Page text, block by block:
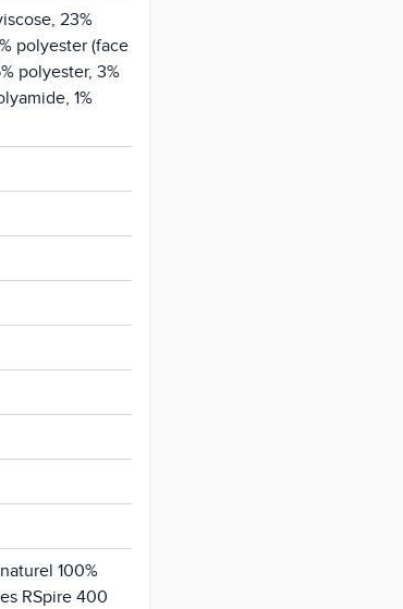
23%
polyester (face
polyester, 3%
1%
100%
RSpire 400